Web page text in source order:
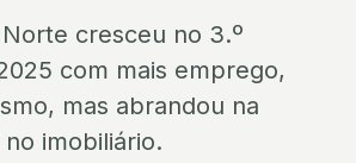
cresceu no 3.º
com mais emprego,
mas abrandou na
imobiliário.